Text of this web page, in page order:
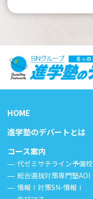
HOME
進学塾のデパートとは
コース案内
代ゼミサテライン予備校
総合選抜対策専門塾AOI
情報Ⅰ対策SN-情報Ⅰ